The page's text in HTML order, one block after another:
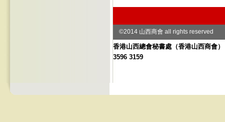
香港山西總會秘書處 （香港山西商會
3596 3159
©2014 山西商會 all rights reserved